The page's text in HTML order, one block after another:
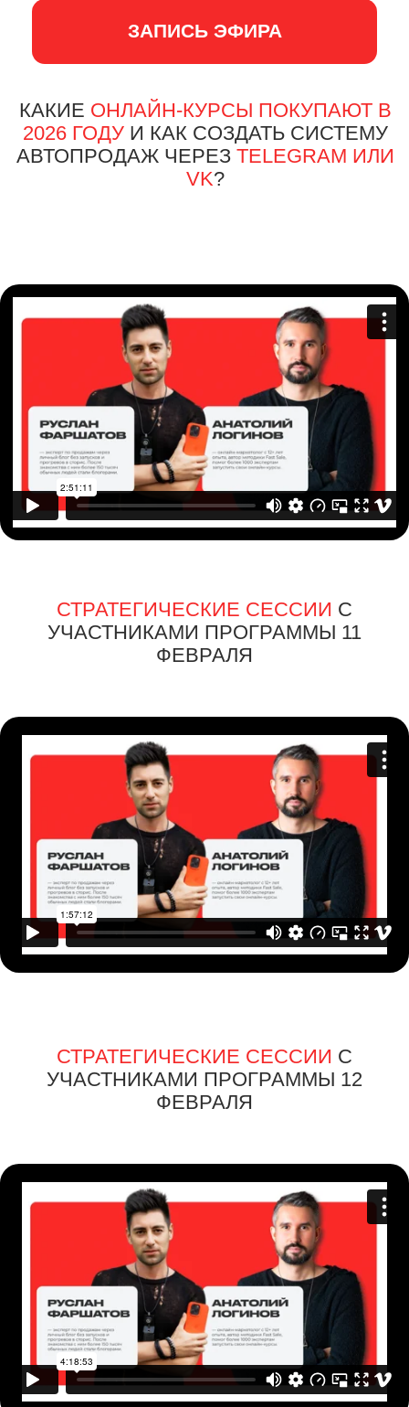
ЗАПИСЬ ЭФИРА
И КАК СОЗДАТЬ СИСТЕМУ
АВТОПРОДАЖ ЧЕРЕЗTELEGRAM ИЛИ
VK?
СТРАТЕГИЧЕСКИЕ СЕССИИС
УЧАСТНИКАМИ ПРОГРАММЫ 11
ФЕВРАЛЯ
СТРАТЕГИЧЕСКИЕ СЕССИИС
УЧАСТНИКАМИ ПРОГРАММЫ 12
ФЕВРАЛЯ
СТРАТЕГИЧЕСКИЕ СЕССИИС
УЧАСТНИКАМИ ПРОГРАММЫ 13
ФЕВРАЛЯ ЧАСТЬ 1
СТРАТЕГИЧЕСКИЕ СЕССИИС